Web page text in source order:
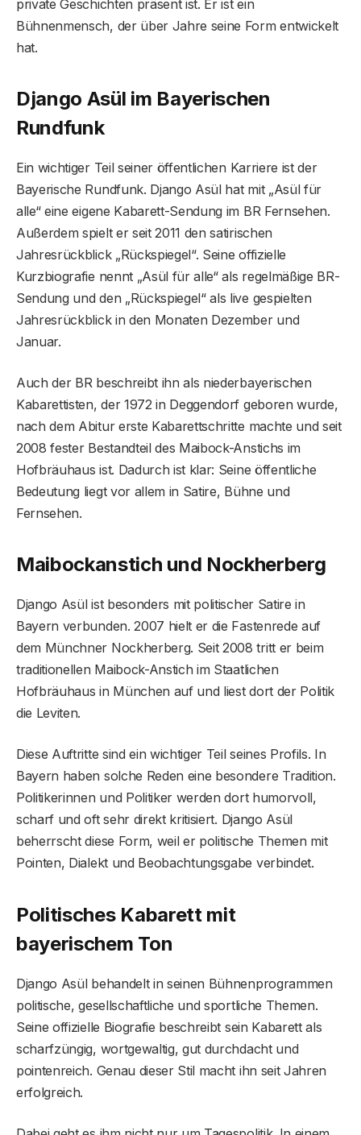
private Geschichten präsent ist. Er ist ein
Bühnenmensch, der über Jahre seine Form entwickelt
hat.
Django Asül im Bayerischen
Rundfunk
Ein wichtiger Teil seiner öffentlichen Karriere ist der
Bayerische Rundfunk. Django Asül hat mit „Asül für
alle“ eine eigene Kabarett-Sendung im BR Fernsehen.
Außerdem spielt er seit 2011 den satirischen
Jahresrückblick „Rückspiegel“. Seine offizielle
Kurzbiografie nennt „Asül für alle“ als regelmäßige BR-
Sendung und den „Rückspiegel“ als live gespielten
Jahresrückblick in den Monaten Dezember und
Januar.
Auch der BR beschreibt ihn als niederbayerischen
Kabarettisten, der 1972 in Deggendorf geboren wurde,
nach dem Abitur erste Kabarettschritte machte und seit
2008 fester Bestandteil des Maibock-Anstichs im
Hofbräuhaus ist. Dadurch ist klar: Seine öffentliche
Bedeutung liegt vor allem in Satire, Bühne und
Fernsehen.
Maibockanstich und Nockherberg
Django Asül ist besonders mit politischer Satire in
Bayern verbunden. 2007 hielt er die Fastenrede auf
dem Münchner Nockherberg. Seit 2008 tritt er beim
traditionellen Maibock-Anstich im Staatlichen
Hofbräuhaus in München auf und liest dort der Politik
die Leviten.
Diese Auftritte sind ein wichtiger Teil seines Profils. In
Bayern haben solche Reden eine besondere Tradition.
Politikerinnen und Politiker werden dort humorvoll,
scharf und oft sehr direkt kritisiert. Django Asül
beherrscht diese Form, weil er politische Themen mit
Pointen, Dialekt und Beobachtungsgabe verbindet.
Politisches Kabarett mit
bayerischem Ton
Django Asül behandelt in seinen Bühnenprogrammen
politische, gesellschaftliche und sportliche Themen.
Seine offizielle Biografie beschreibt sein Kabarett als
scharfzüngig, wortgewaltig, gut durchdacht und
pointenreich. Genau dieser Stil macht ihn seit Jahren
erfolgreich.